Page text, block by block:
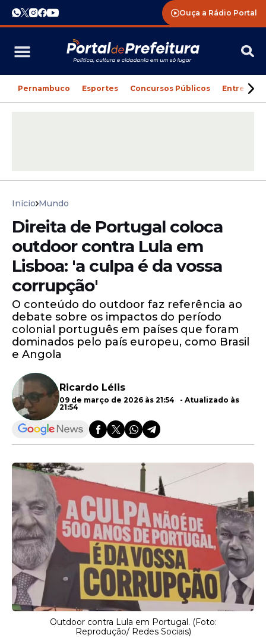
Ouça a Rádio Portal
Pernambuco Esportes Concursos Públicos
Início Mundo
Direita de Portugal coloca
outdoor contra Lula em
Lisboa: 'a culpa é da vossa
corrupção'
O conteúdo do outdoor faz referência ao
debate sobre os impactos do período
colonial português em países que foram
dominados pelo país europeu, como Brasil
e Angola
Ricardo Lélis
09 de março de 2026 às 21:54 - Atualizado às
21:54
Outdoor contra Lula em Portugal. (Foto:
Reprodução/ Redes Sociais)